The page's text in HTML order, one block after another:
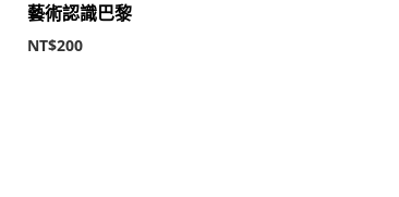
藝術認識巴黎
NT$200